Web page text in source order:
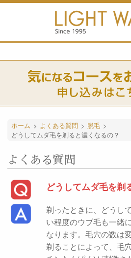
ホーム > よくある質問 > 脱毛 >
どうしてムダ毛を剃ると濃くなるの？
よくある質問
どうしてムダ毛を剃
剃ったときに、どうし
い程度のウブ毛も一緒
なります。毛穴の数は
剃ることによって、毛